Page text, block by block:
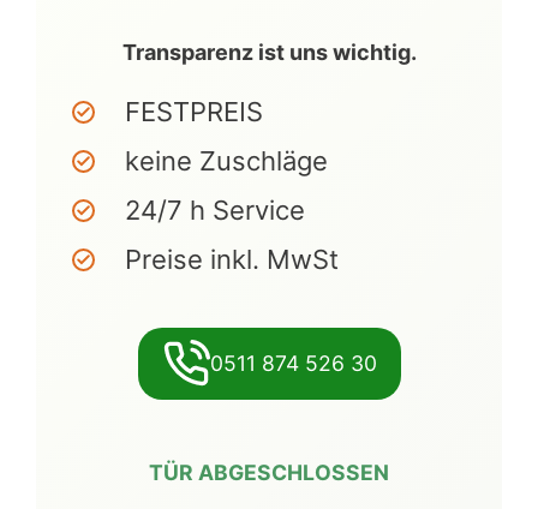
Transparenz ist uns wichtig.
FESTPREIS
keine Zuschläge
24/7 h Service
Preise inkl. MwSt
0511 874 526 30
TÜR ABGESCHLOSSEN